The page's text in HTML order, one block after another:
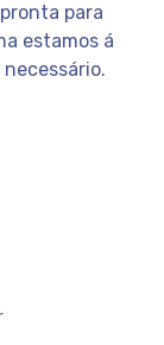
para
estamos á